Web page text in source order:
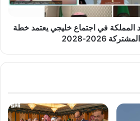
المملكة في اجتماع خليجي يعتمد خطة
2026-2028